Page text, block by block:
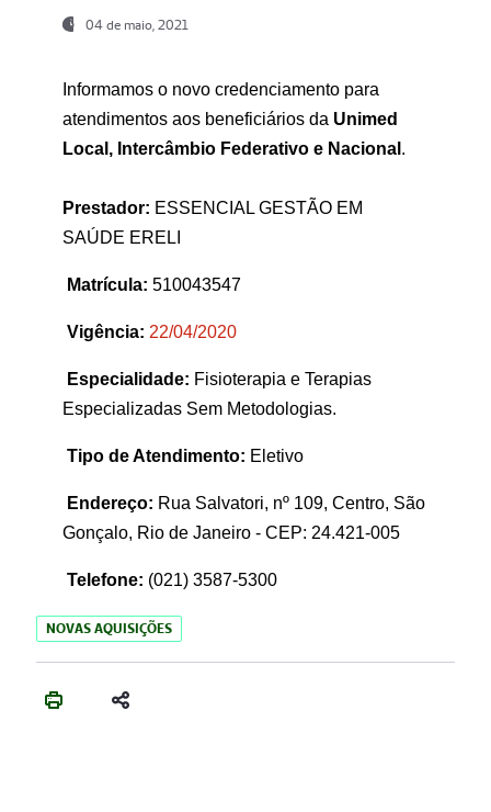
04 de maio, 2021
Informamos o novo credenciamento para
atendimentos aos beneficiários da Unimed
Local, Intercâmbio Federativo e Nacional .
Prestador: ESSENCIAL GESTÃO EM
SAÚDE ERELI
Matrícula: 510043547
Vigência: 22/04/2020
Especialidade: Fisioterapia e Terapias
Especializadas Sem Metodologias.
Tipo de Atendimento: Eletivo
Endereço: Rua Salvatori, nº 109, Centro, São
Gonçalo, Rio de Janeiro - CEP: 24.421-005
Telefone: (021) 3587-5300
NOVAS AQUISIÇÕES